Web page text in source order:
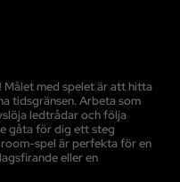
Målet med spelet är att hitta
tidsgränsen. Arbeta som
ledtrådar och följa
gåta för dig ett steg
spel är perfekta för en
eller en